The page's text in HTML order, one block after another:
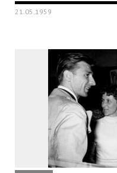
21.05.1959